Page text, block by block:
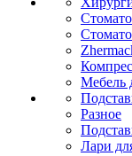
Мебель
Разное
Лари